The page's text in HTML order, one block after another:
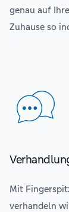
genau auf
Zuhause so
Mit
verhandeln